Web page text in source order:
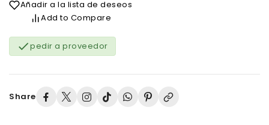
Añadir a la lista de deseos
Add to Compare
pedir a proveedor
Share